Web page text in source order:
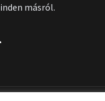
másról.